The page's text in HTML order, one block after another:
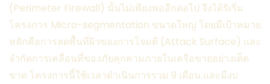
(Perimeter Firewall) นั้นไม่เพียงพออีกต่อไป จึงได้ริเริ่ม
โครงการ Micro-segmentation ขนาดใหญ่ โดยมีเป้าหมาย
หลักคือการลดพื้นที่ผิวของการโจมตี (Attack Surface) และ
จำกัดการเคลื่อนที่ของภัยคุกคามภายในเครือข่ายอย่างเด็ด
ขาด โครงการนี้ใช้เวลาดำเนินการรวม 9 เดือน และมีงบ